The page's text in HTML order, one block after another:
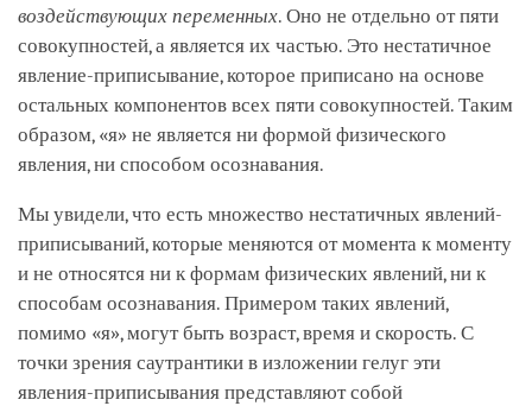
воздействующих переменных. Оно не отдельно от пяти
совокупностей, а является их частью. Это нестатичное
явление-приписывание, которое приписано на основе
остальных компонентов всех пяти совокупностей. Таким
образом, «я» не является ни формой физического
явления, ни способом осознавания.
Мы увидели, что есть множество нестатичных явлений-
приписываний, которые меняются от момента к моменту
и не относятся ни к формам физических явлений, ни к
способам осознавания. Примером таких явлений,
помимо «я», могут быть возраст, время и скорость. С
точки зрения саутрантики в изложении гелуг эти
явления-приписывания представляют собой